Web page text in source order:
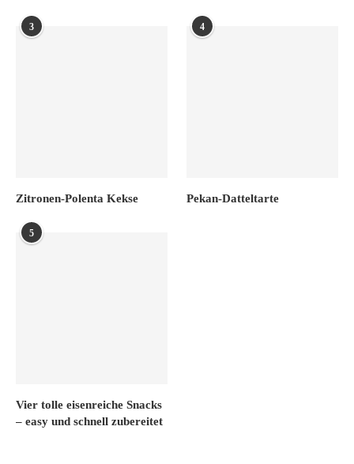
3
Zitronen-Polenta Kekse
4
Pekan-Datteltarte
5
Vier tolle eisenreiche Snacks
– easy und schnell zubereitet